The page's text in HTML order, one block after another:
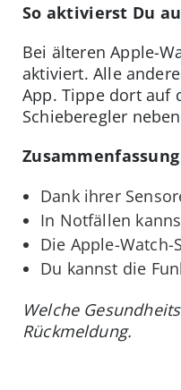
So aktivierst Du
Bei älteren Apple-
aktiviert. Alle
App. Tippe dort auf
Schieberegler
Zusammenfassung
Dank ihrer
In Notfällen
Die Apple-
Du kannst die
Welche
Rückmeldung.